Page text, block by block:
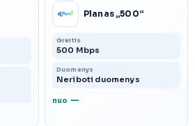
Planas „500“
Greitis
500 Mbps
Duomenys
Neriboti duomenys
nuo —